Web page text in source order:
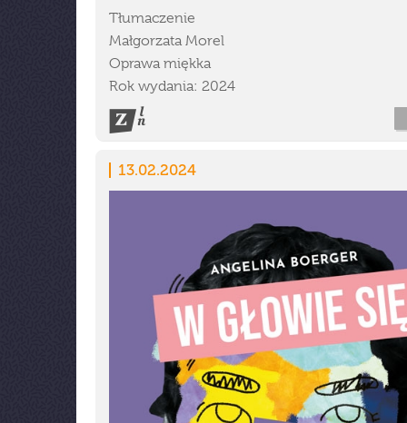
Tłumaczenie
Małgorzata Morel
Oprawa miękka
Rok wydania: 2024
13.02.2024